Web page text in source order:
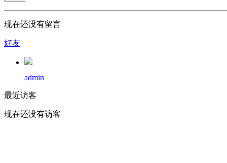
现在还没有留言
好友
admin
最近访客
现在还没有访客